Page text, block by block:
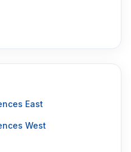
East
West